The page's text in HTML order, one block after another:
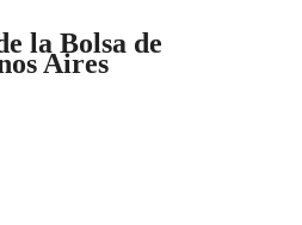
la Bolsa de
Aires